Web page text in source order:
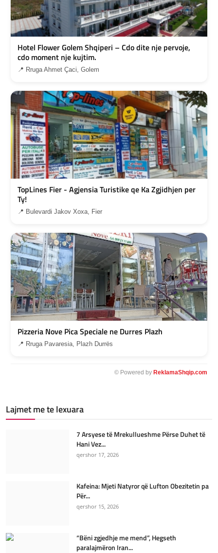
Hotel Flower Golem Shqiperi – Cdo dite nje pervoje,
cdo moment nje kujtim.
📍 Rruga Ahmet Çaci, Golem
TopLines Fier - Agjensia Turistike qe Ka Zgjidhjen per
Ty!
📍 Bulevardi Jakov Xoxa, Fier
Pizzeria Nove Pica Speciale ne Durres Plazh
📍 Rruga Pavaresia, Plazh Durrës
© Powered by ReklamaShqip.com
Lajmet me te lexuara
7 Arsyese të Mrekullueshme Përse Duhet të
Hani Vez...
qershor 17, 2026
Kafeina: Mjeti Natyror që Lufton Obezitetin pa
Për...
qershor 15, 2026
“Bëni zgjedhje me mend”, Hegseth
paralajmëron Iran...